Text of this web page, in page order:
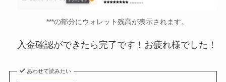
***の部分にウォレット残高が表示されます。
入金確認ができたら完了です！お疲れ様でした！
あわせて読みたい